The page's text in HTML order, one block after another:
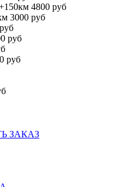
4800 руб
3000 руб
руб
руб
ЗАКАЗ